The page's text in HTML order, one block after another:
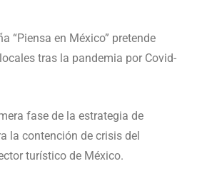
en México” pretende
tras la pandemia por Covid-
fase de la estrategia de
la contención de crisis del
turístico de México.